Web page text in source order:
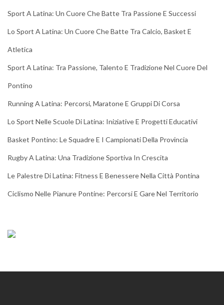
Sport A Latina: Un Cuore Che Batte Tra Passione E Successi
Lo Sport A Latina: Un Cuore Che Batte Tra Calcio, Basket E
Atletica
Sport A Latina: Tra Passione, Talento E Tradizione Nel Cuore Del
Pontino
Running A Latina: Percorsi, Maratone E Gruppi Di Corsa
Lo Sport Nelle Scuole Di Latina: Iniziative E Progetti Educativi
Basket Pontino: Le Squadre E I Campionati Della Provincia
Rugby A Latina: Una Tradizione Sportiva In Crescita
Le Palestre Di Latina: Fitness E Benessere Nella Città Pontina
Ciclismo Nelle Pianure Pontine: Percorsi E Gare Nel Territorio